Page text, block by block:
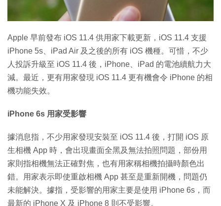
Apple 早前發布 iOS 11.4 供用家下載更新，iOS 11.4 支援
iPhone 5s、iPad Air 及之後的所有 iOS 機種。可惜，不少
人投訴升級至 iOS 11.4 後，iPhone、iPad 的電池續航力大
減。最近，更有用家發現 iOS 11.4 更有機會令 iPhone 的相
機功能失效。
iPhone 6s 用家受影響
據消息指，不少用家發現安裝至 iOS 11.4 後，打開 iOS 原
生相機 App 時，會出現畫面全黑及無法拍照問題，部份用
家則指相機無法正確對焦，也有用家稱相機拍攝時顏色出
錯。用家表示即使重啟相機 App 甚至是重新開機，問題仍
未能解決。據指，受影響的用家主要是使用 iPhone 6s，而
最新的 iPhone X 及 iPhone 8 則不受影響。